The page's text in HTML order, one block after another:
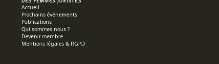
Accueil
Prochains événements
Publications
Qui sommes nous ?
Devenir membre
Mentions légales & RGPD